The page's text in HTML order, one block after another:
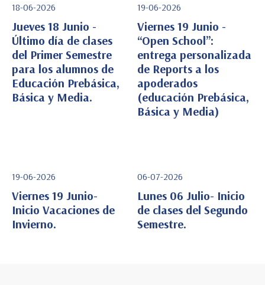
Ver Detalle
18-06-2026
Jueves 18 Junio -
Último día de clases
del Primer Semestre
para los alumnos de
Educación Prebásica,
Básica y Media.
Ver Detalle
19-06-2026
Viernes 19 Junio -
“Open School”:
entrega personalizada
de Reports a los
apoderados
(educación Prebásica,
Básica y Media)
Ver Detalle
19-06-2026
Viernes 19 Junio-
Inicio Vacaciones de
Invierno.
Ver Detalle
06-07-2026
Lunes 06 Julio- Inicio
de clases del Segundo
Semestre.